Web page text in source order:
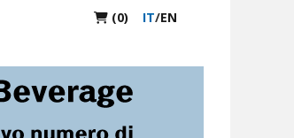
(0) IT/EN